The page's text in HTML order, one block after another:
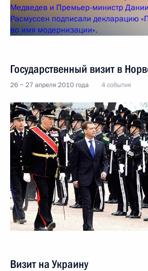
Государственный визит в
26 − 27 апреля 2010 года 4 события
Визит на Украину